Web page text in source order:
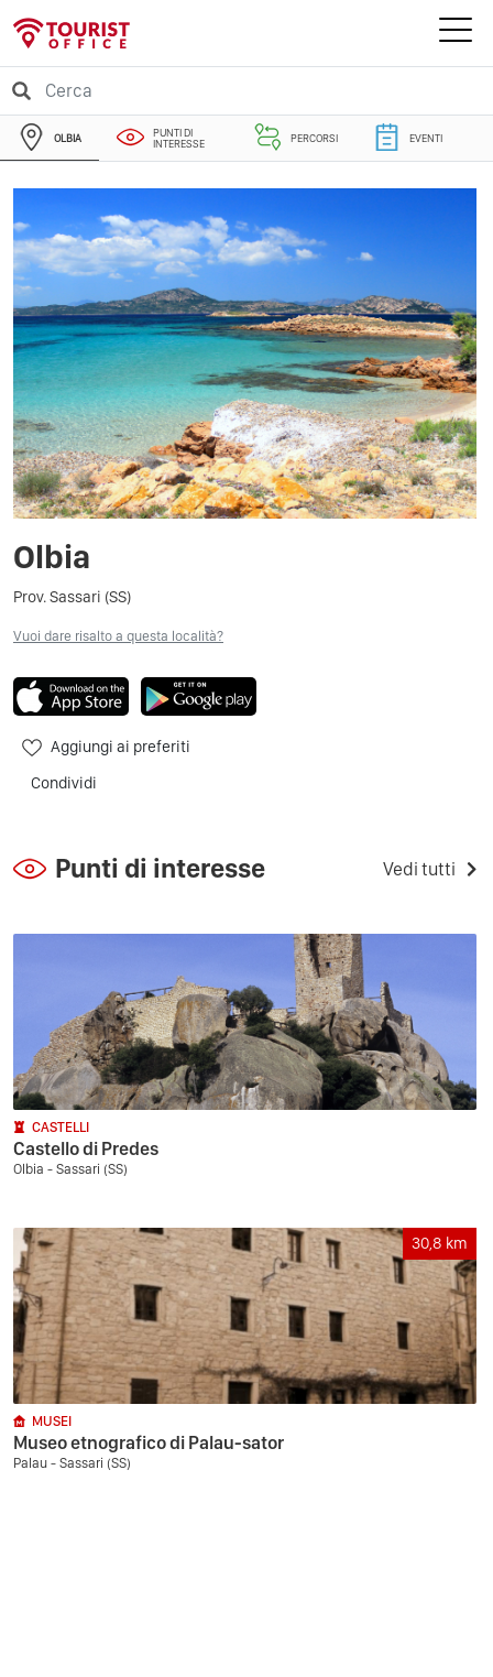
OLBIA
PUNTI DI
INTERESSE
PERCORSI EVENTI
Olbia
Prov. Sassari (SS)
Vuoi dare risalto a questa località?
Aggiungi ai preferiti
Condividi
Punti di interesse Vedi tutti
CASTELLI
Castello di Predes
Olbia - Sassari (SS)
30,8 km
MUSEI
Museo etnografico di Palau-sator
Palau - Sassari (SS)